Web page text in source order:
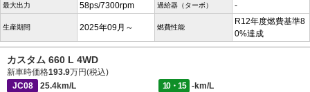
最大出力 58ps/7300rpm 過給器（ターボ） -
生産期間 2025年09月～ 燃費性能
R12年度燃費基準8
0%達成
カスタム 660 L 4WD
新車時価格193.9万円(税込)
JC08
25.4km/L 10・15
-km/L